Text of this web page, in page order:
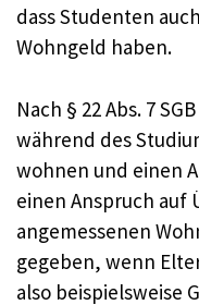
dass Studenten
Wohngeld haben.
Nach § 22 Abs. 7
während des
wohnen und einen
einen Anspruch auf
angemessenen
gegeben, wenn
also beispielsweise